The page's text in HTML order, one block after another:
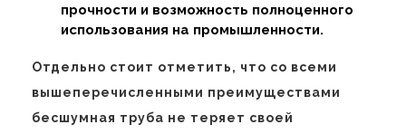
прочности и возможность полноценного
использования на промышленности.
Отдельно стоит отметить, что со всеми
вышеперечисленными преимуществами
бесшумная труба не теряет своей